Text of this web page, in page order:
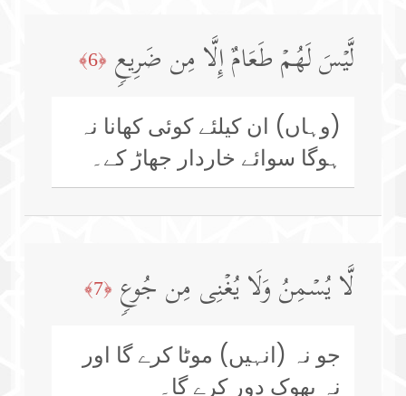
لَّیۡسَ لَهُمۡ طَعَامٌ إِلَّا مِن ضَرِیعࣲ ﴿6﴾
(وہاں) ان کیلئے کوئی کھانا نہ
ہوگا سوائے خاردار جھاڑ کے۔
لَّا یُسۡمِنُ وَلَا یُغۡنِی مِن جُوعࣲ ﴿7﴾
جو نہ (انہیں) موٹا کرے گا اور
نہ بھوک دور کرے گا۔